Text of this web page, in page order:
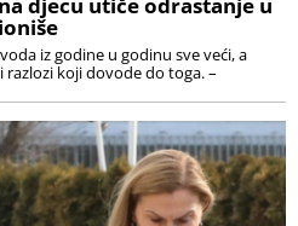
djecu utiče odrastanje u
iz godine u godinu sve veći, a
koji dovode do toga. –